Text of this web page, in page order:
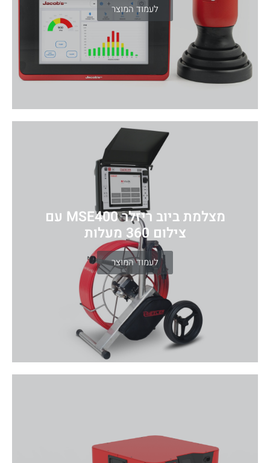
לעמוד המוצר
מצלמת ביוב ריזלר MSE400 עם
צילום 360 מעלות
לעמוד המוצר